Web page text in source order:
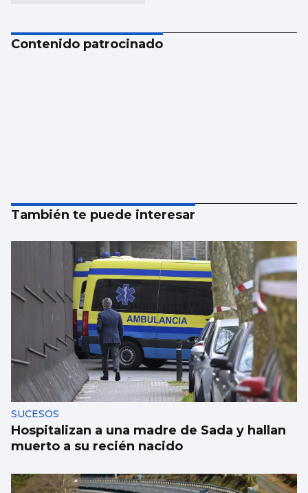
Contenido patrocinado
También te puede interesar
SUCESOS
Hospitalizan a una madre de Sada y hallan
muerto a su recién nacido